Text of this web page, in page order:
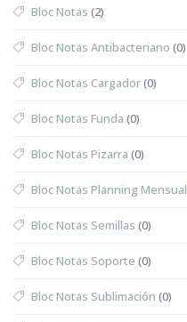
Bloc Notas (2)
Bloc Notas Antibacteriano (0)
Bloc Notas Cargador(0)
Bloc Notas Funda (0)
Bloc Notas Pizarra (0)
Bloc Notas Planning Mensual
Bloc Notas Semillas (0)
Bloc Notas Soporte (0)
Bloc Notas Sublimación (0)